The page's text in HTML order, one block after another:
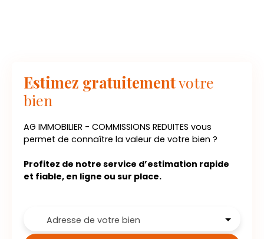
Estimez gratuitementvotre
bien
AG IMMOBILIER - COMMISSIONS REDUITES vous
permet de connaître la valeur de votre bien ?
Profitez de notre service d’estimation rapide
et fiable, en ligne ou sur place.
Adresse de votre bien